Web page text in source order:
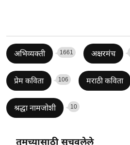
अभिव्यक्ती 1661 अक्षरमंच
प्रेम कविता 106 मराठी कविता
श्रद्धा नामजोशी 10
तुमच्यासाठी सुचवलेले